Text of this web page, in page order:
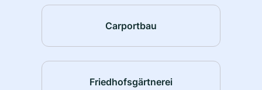
Carportbau
Friedhofsgärtnerei